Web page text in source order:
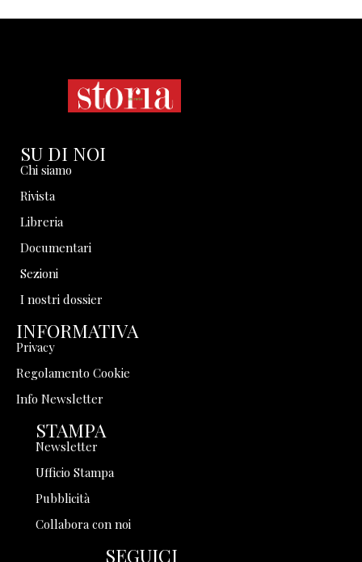
SU DI NOI
Chi siamo
Rivista
Libreria
Documentari
Sezioni
I nostri dossier
INFORMATIVA
Privacy
Regolamento Cookie
Info Newsletter
STAMPA
Newsletter
Ufficio Stampa
Pubblicità
Collabora con noi
SEGUICI